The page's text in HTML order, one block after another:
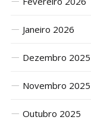
Janeiro 2026
Dezembro 2025
Novembro 2025
Outubro 2025